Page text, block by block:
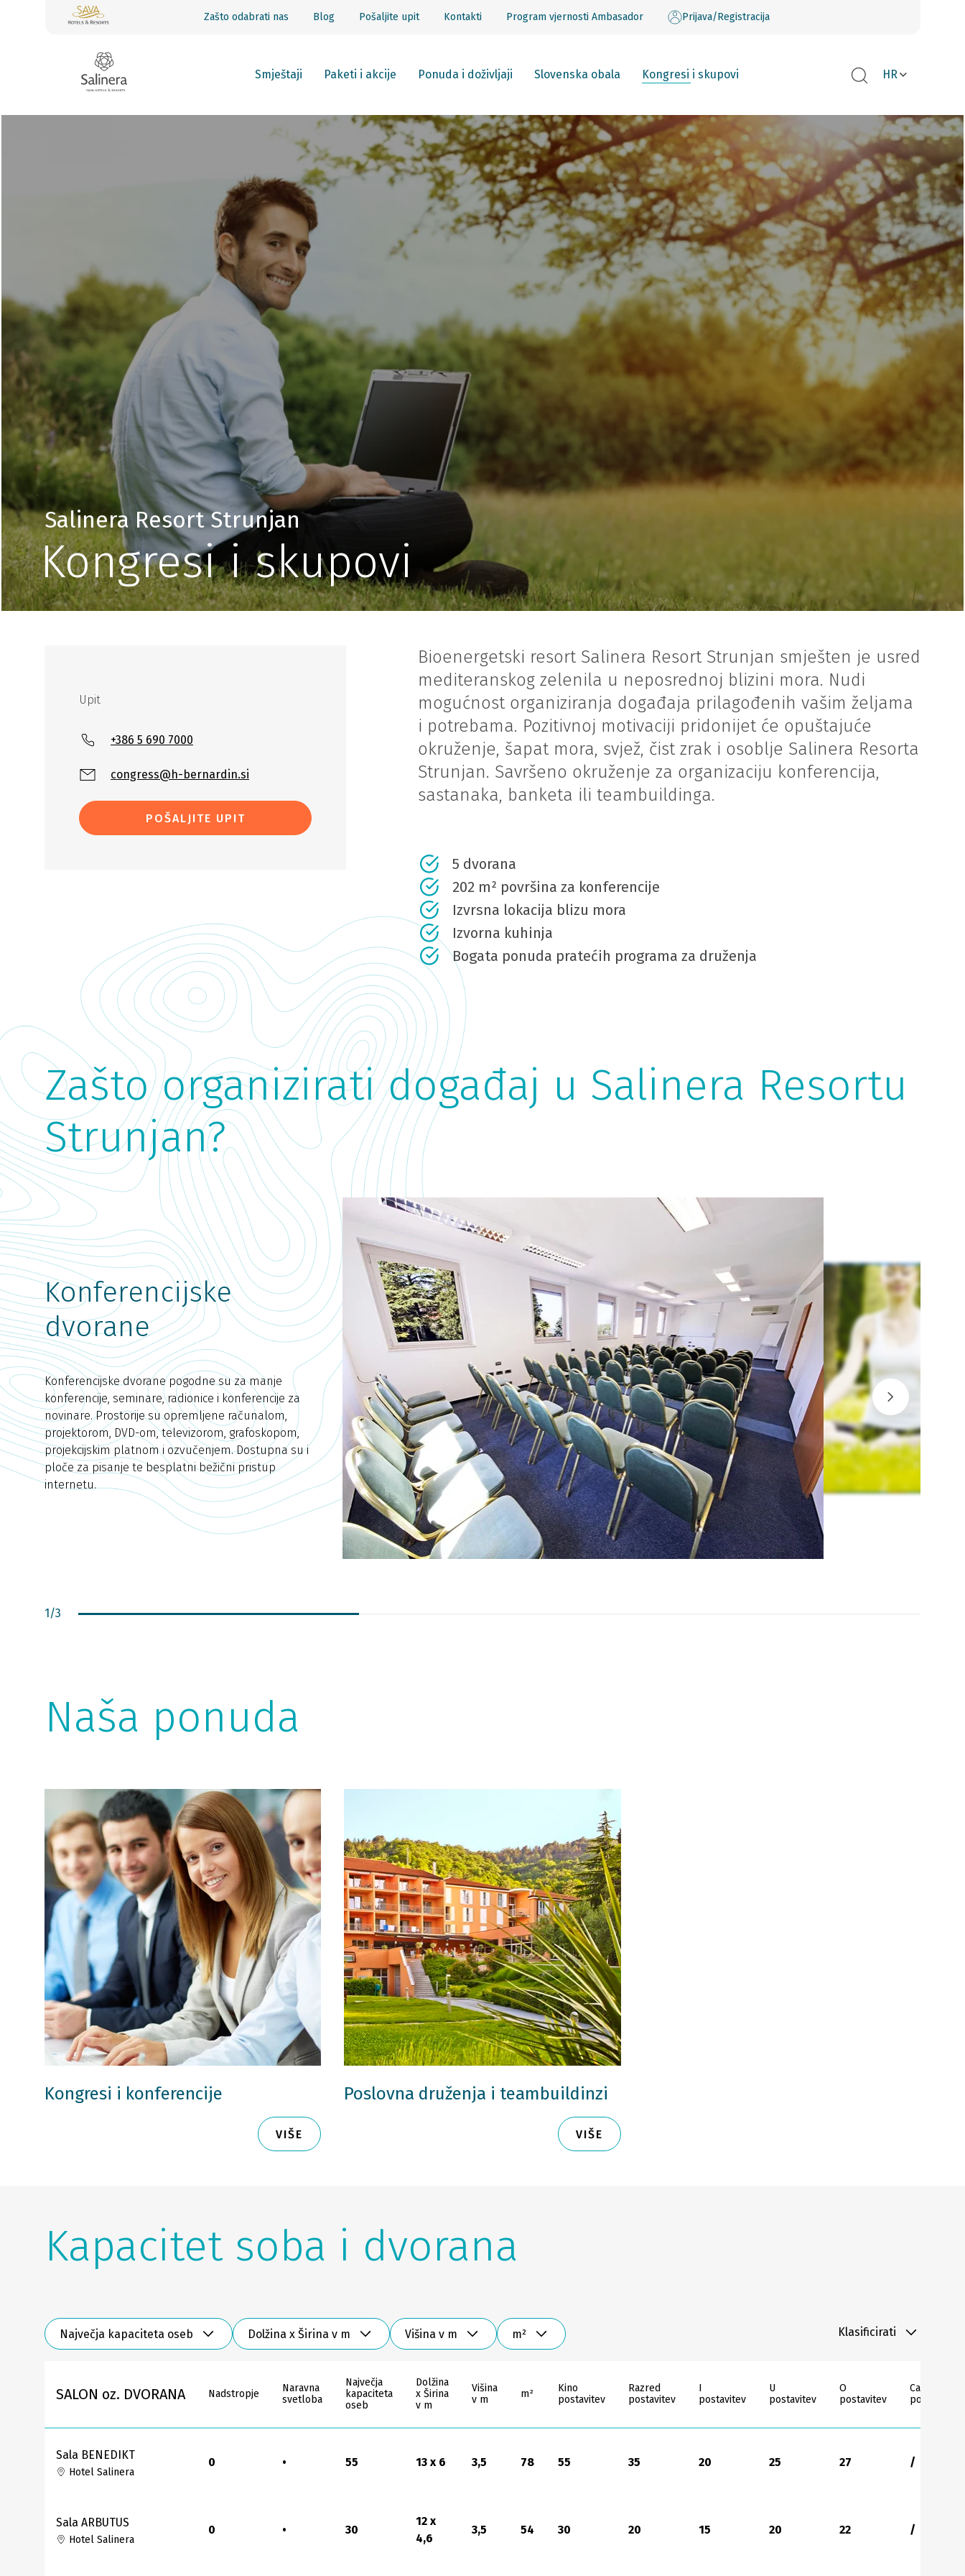
Zašto odabrati nas Blog Pošaljite upit Kontakti Program vjernosti Ambasador Prijava/Registracija
Smještaji Paketi i akcije Ponuda i doživljaji Slovenska obala Kongresi i skupovi HR
Salinera Resort Strunjan
Kongresi i skupovi
Bioenergetski resort Salinera Resort Strunjan smješten je usred
mediteranskog zelenila u neposrednoj blizini mora. Nudi
mogućnost organiziranja događaja prilagođenih vašim željama
i potrebama. Pozitivnoj motivaciji pridonijet će opuštajuće
okruženje, šapat mora, svjež, čist zrak i osoblje Salinera Resorta
Strunjan. Savršeno okruženje za organizaciju konferencija,
sastanaka, banketa ili teambuildinga.
5 dvorana
202 m² površina za konferencije
Izvrsna lokacija blizu mora
Izvorna kuhinja
Bogata ponuda pratećih programa za druženja
Upit
+386 5 690 7000
congress@h-bernardin.si
POŠALJITE UPIT
Zašto organizirati događaj u Salinera Resortu
Strunjan?
Konferencijske
dvorane
Konferencijske dvorane pogodne su za manje
konferencije, seminare, radionice i konferencije za
novinare. Prostorije su opremljene računalom,
projektorom, DVD-om, televizorom, grafoskopom,
projekcijskim platnom i ozvučenjem. Dostupna su i
ploče za pisanje te besplatni bežični pristup
internetu.
Opuštajuće prirodno
okruženje
Bioenergetski resort Salinera Resort Strunjan nalazi
se u blizini Krajobraznog parka Strunjan. Tu ćete
pronaći zadovoljstvo oni koji cijenite mir i ozračje
prirodnog okoliša te blage mediteranske klime.
Bogat prateći
program
Zahvaljujući svojoj lokaciji, Salinera nudi obilje
mogućnosti za aktivan odmor. Za poboljšanje fizičke i
psihičke aktivnost u odmaralištu osigurali smo bogat
sportsko-rekreacijski program, plivanje i meditaciju.
1/3
Naša ponuda
Kongresi i konferencije
VIŠE
Poslovna druženja i teambuildinzi
VIŠE
Kapacitet soba i dvorana
Največja kapaciteta oseb Dolžina x Širina v m Višina v m m² Klasificirati
SALON oz. DVORANA Nadstropje
Naravna
svetloba
Največja
kapaciteta
oseb
Dolžina
x Širina
v m
Višina
v m
m²
Kino
postavitev
Razred
postavitev
I
postavitev
U
postavitev
O
postavitev
Cabaret
postavitev
Sala BENEDIKT
Hotel Salinera
0 • 55 13 x 6 3,5 78 55 35 20 25 27 /
Sala ARBUTUS
Hotel Salinera
0 • 30
12 x
4,6
3,5 54 30 20 15 20 22 /